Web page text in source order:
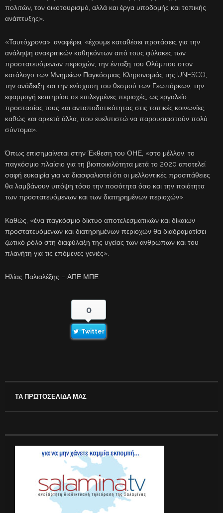
πολιτών, τον οικοτουρισμό, αλλά και έργα υποδομής και τοπικής
ανάπτυξης».
«Ταυτόχρονα», αναφέρει, «έχουμε καταθέσει προτάσεις για την
ανάληψη ανακριτικών καθηκόντων από τους φύλακες των
προστατευόμενων περιοχών, την ένταξη του Ολύμπου στον
κατάλογο των Μνημείων Παγκόσμιας Κληρονομιάς της UNESCO,
την ανάδειξη και την ενίσχυση του θεσμού των Γεωπάρκων, την
εφαρμογή εισιτηρίου σε επιλεγμένες περιοχές, ως εργαλείο
προστασίας τους και ανταποδοτικότητας στις τοπικές κοινωνίες,
καθώς και αρκετά άλλα, που ευελπιστώ να παρουσιαστούν πολύ
σύντομα».
Όπως επισημαίνεται στην Έκθεση του ΟΗΕ, «στο μέλλον, το
παγκόσμιο πλαίσιο για τη βιοποικιλότητα μετά το 2020 αποτελεί
σαφή ευκαιρία για να διασφαλιστεί ότι οι μελλοντικές προσπάθειες
θα λαμβάνουν υπόψη τόσο την ποσότητα όσο και την ποιότητα
των προστατευόμενων και των διατηρημένων περιοχών».
Καθώς, «ένα παγκόσμιο δίκτυο αποτελεσματικών και δίκαιων
προστατευόμενων και διατηρημένων περιοχών θα διαδραματίσει
ζωτικό ρόλο στη διαφύλαξη της υγείας των ανθρώπων και του
πλανήτη για τις επόμενες γενιές».
Ηλίας Παλιαλέξης – ΑΠΕ ΜΠΕ
0
Twitter
ΤΑ ΠΡΩΤΟΣΕΛΙΔΑ ΜΑΣ